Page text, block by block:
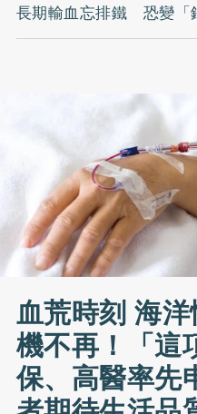
長期輸血忘排鐵 恐變「
血荒時刻 海
機不再！「這
保、高醫率先